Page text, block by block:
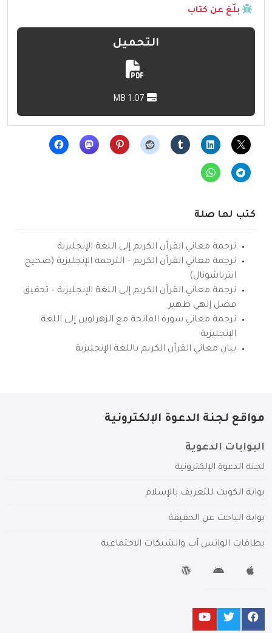
بلّغ عن كتاب
التحميل
كتب لها صلة
ترجمة معاني القرآن الكريم إلى اللغة الإنجليزية
ترجمة معاني القرآن الكريم – الترجمة الإنجليزية (صحيح
انترناشونال)
ترجمة معاني القرآن الكريم إلى اللغة الإنجليزية – تحقيق
فضل إلهي ظهير
ترجمة معاني سورة الفاتحة مع الزهراوين إلى اللغة
الإنجليزية
بيان معاني القرآن الكريم باللغة الإنجليزية
مواقع لجنة الدعوة الإلكترونية
البوابات الدعوية
لجنة الدعوة الإلكترونية
بوابة الكويت للتعريف بالإسلام
بوابة الباحث عن الحقيقة
بطاقات الواتس آب والشبكات الاجتماعية